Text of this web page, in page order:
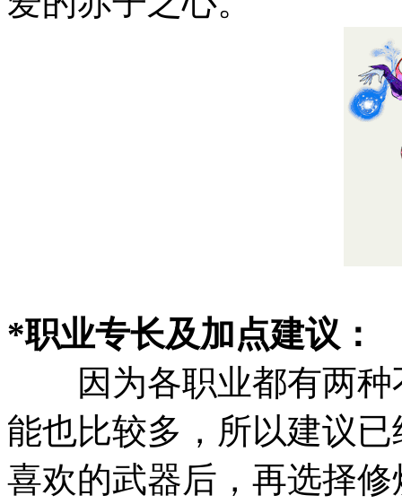
*职业专长及加点建议：
因为各职业都有两种
能也比较多，所以建议
喜欢的武器后，再选择